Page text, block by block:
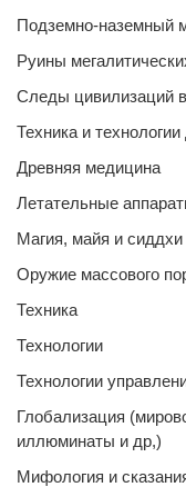
Подземно-наземный
Руины
Следы цивилизаций
Техника и
Древняя медицина
Летательные
Магия, майя и сиддхи
Оружие массового
Техника
Технологии
Технологии
Глобализация
иллюминаты и др,)
Мифология и